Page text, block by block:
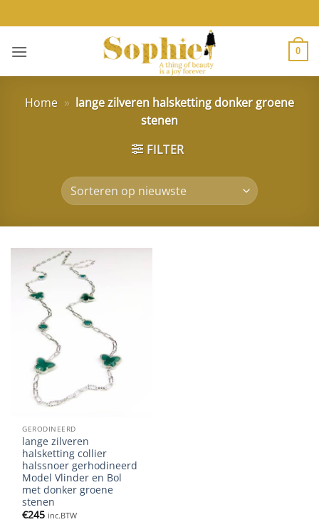
naar
inhoud
0
Home » lange zilveren halsketting donker groene
stenen
FILTER
GERODINEERD
lange zilveren
halsketting collier
halssnoer gerhodineerd
Model Vlinder en Bol
met donker groene
stenen
€245 inc.BTW